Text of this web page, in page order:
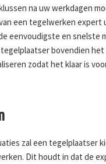
na uw werkdagen
een tegelwerken expert
eenvoudigste en snelste
bovendien
zodat het klaar is
zal een tegelplaatser
Dit houdt in dat de